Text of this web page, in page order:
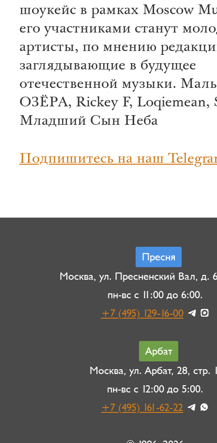
шоукейс в рамках Moscow
его участниками станут
артисты, по мнению
заглядывающие в будущее
отечественной музыки.
ОЗЁРА, Rickey F,
Младший Сын Неба
Подпишитесь на наш
Пресня
Москва, ул. Пресненский Вал, д.
пн-вс с 11:00 до 6:00.
+7 (495) 129-16-00
Арбат
Москва, ул. Арбат, 28, стр.
пн-вс с 12:00 до 5:00.
+7 (495) 161-62-22